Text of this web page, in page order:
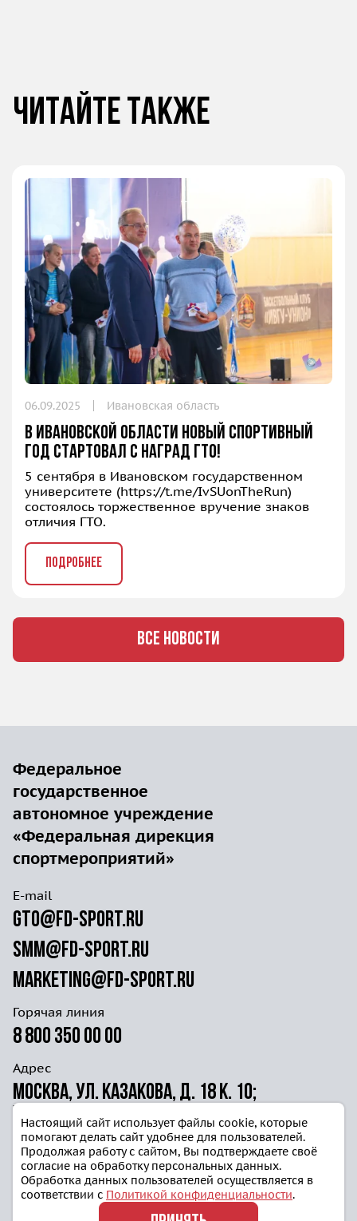
Читайте также
06.09.2025 Ивановская область
В Ивановской области новый спортивный
год стартовал с наград ГТО!
5 сентября в Ивановском государственном
университете (https://t.me/IvSUonTheRun)
состоялось торжественное вручение знаков
отличия ГТО.
ПОДРОБНЕЕ
ВСЕ НОВОСТИ
Федеральное
государственное
автономное учреждение
«Федеральная дирекция
спортмероприятий»
E-mail
gto@fd-sport.ru
smm@fd-sport.ru
marketing@fd-sport.ru
Горячая линия
8 800 350 00 00
Адрес
Москва, ул. Казакова, д. 18 к. 10;
ул. Волочаевская д. 40г ст. 4
Политика конфиденциальности
Настоящий сайт использует файлы cookie, которые
помогают делать сайт удобнее для пользователей.
Продолжая работу с сайтом, Вы подтверждаете своё
согласие на обработку персональных данных.
Обработка данных пользователей осуществляется в
соответствии с Политикой конфиденциальности.